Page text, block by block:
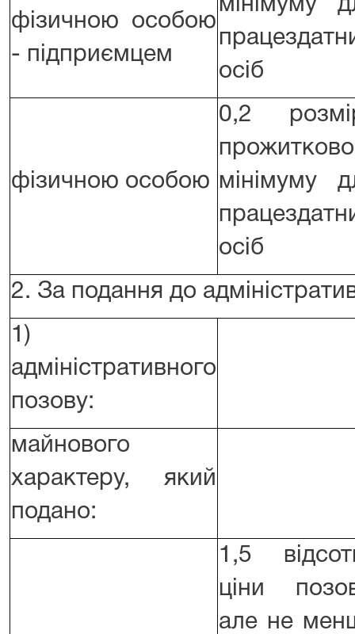
фізичною особою
- підприємцем
мінімуму
осіб
фізичною особою
0,2
мінімуму
осіб
2. За подання до
1)
адміністративного
позову:
майнового
характеру, який
подано:
1,5
ціни
але не